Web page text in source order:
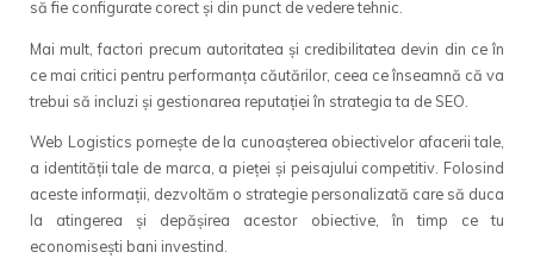
să fie configurate corect și din punct de vedere tehnic.
Mai mult, factori precum autoritatea și credibilitatea devin din ce în
ce mai critici pentru performanța căutărilor, ceea ce înseamnă că va
trebui să incluzi și gestionarea reputației în strategia ta de SEO.
Web Logistics pornește de la cunoașterea obiectivelor afacerii tale,
a identității tale de marca, a pieței și peisajului competitiv. Folosind
aceste informații, dezvoltăm o strategie personalizată care să duca
la atingerea și depășirea acestor obiective, în timp ce tu
economisești bani investind.